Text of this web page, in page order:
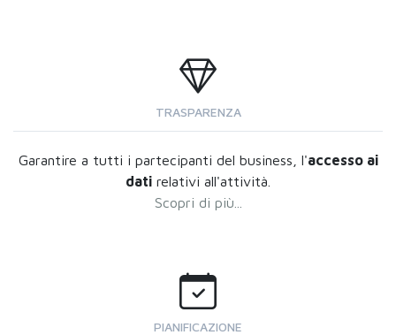
TRASPARENZA
Garantire a tutti i partecipanti del business, l'accesso ai
dati relativi all'attività.
Scopri di più...
PIANIFICAZIONE